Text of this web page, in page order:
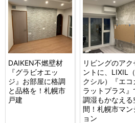
DAIKEN不燃壁材
『グラビオエッ
ジ』お部屋に格調
と品格を！札幌市
戸建
リビングのアク
ントに、LIXIL
クシル）『エコ
ラットプラス』
調湿もかなえる
間！札幌市マン
ョン